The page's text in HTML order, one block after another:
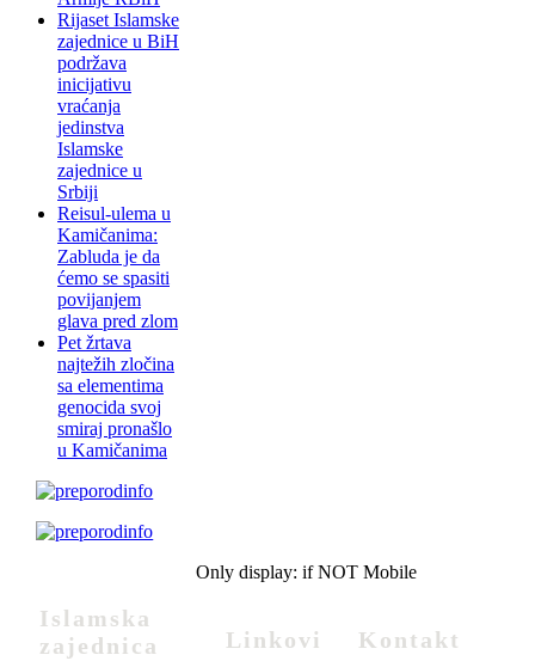
Rijaset Islamske
zajednice u BiH
podržava
inicijativu
vraćanja
jedinstva
Islamske
zajednice u
Srbiji
Reisul-ulema u
Kamičanima:
Zabluda je da
ćemo se spasiti
povijanjem
glava pred zlom
Pet žrtava
najtežih zločina
sa elementima
genocida svoj
smiraj pronašlo
u Kamičanima
Islamska
zajednica
Only display: if NOT Mobile
Linkovi Kontakt